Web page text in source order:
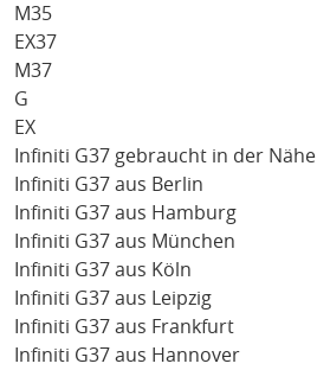
M35
EX37
M37
G
EX
Infiniti G37 gebraucht in der Nähe
Infiniti G37 aus Berlin
Infiniti G37 aus Hamburg
Infiniti G37 aus München
Infiniti G37 aus Köln
Infiniti G37 aus Leipzig
Infiniti G37 aus Frankfurt
Infiniti G37 aus Hannover